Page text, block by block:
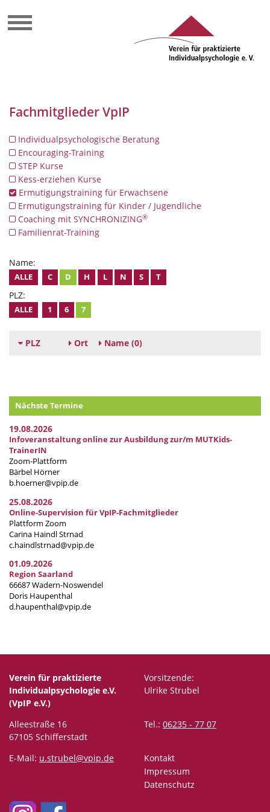
Fachmitglieder VpIP
Individualpsychologische Beratung
Encouraging-Training
STEP Kurse
Kess-erziehen Kurse
Ermutigungstraining für Erwachsene
Ermutigungstraining für Kinder / Jugendliche
Coaching mit SYNCHRONIZING®
Familienrat-Training
Name:
ALLE C D H L N S T
PLZ:
ALLE 1 6 7
PLZ Ort Name (0)
Nächste Termine
19.08.2026
Infoveranstaltung online zur Ausbildung zur/m MUTKids-
TrainerIN
Zoom-Plattform
Bärbel Hörner
b.hoerner@vpip.de
25.08.2026
Online-Supervision für VpIP-Fachmitglieder
Plattform Zoom
Carina Haindl Strnad
c.haindlstrnad@vpip.de
01.09.2026
Region Saarland
66687 Wadern-Noswendel
Doris Haupenthal
d.haupenthal@vpip.de
Verein für praktizierte
Individualpsychologie e.V.
(VpIP e.V.)
Vorsitzende:
Ulrike Strubel
Alleestraße 16
67105 Schifferstadt
Tel.: 06235 - 77 07
E-Mail: u.strubel@vpip.de
Kontakt
Impressum
Datenschutz